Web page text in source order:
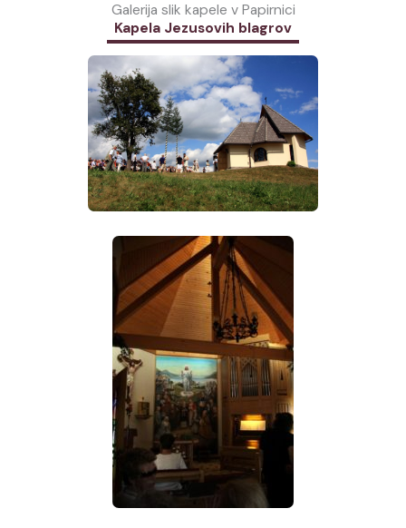
Galerija slik kapele v Papirnici
Kapela Jezusovih blagrov